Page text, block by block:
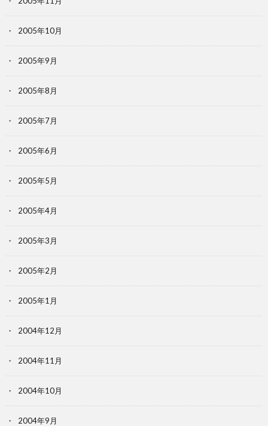
2005年10月
2005年9月
2005年8月
2005年7月
2005年6月
2005年5月
2005年4月
2005年3月
2005年2月
2005年1月
2004年12月
2004年11月
2004年10月
2004年9月